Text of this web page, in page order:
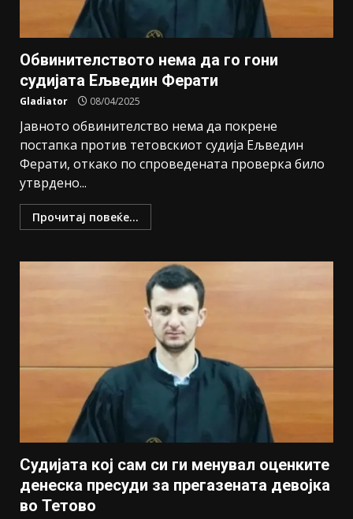
Обвинителството нема да го гони
судијата Ељведин Ферати
Gladiator 08/04/2025
Јавното обвинителство нема да покрене
постапка против тетовскиот судија Ељведин
Ферати, откако по спроведената проверка било
утврдено...
Прочитај повеќе...
Судијата кој сам си ги менувал оценките
денеска пресуди за прегазената девојка
во Тетово